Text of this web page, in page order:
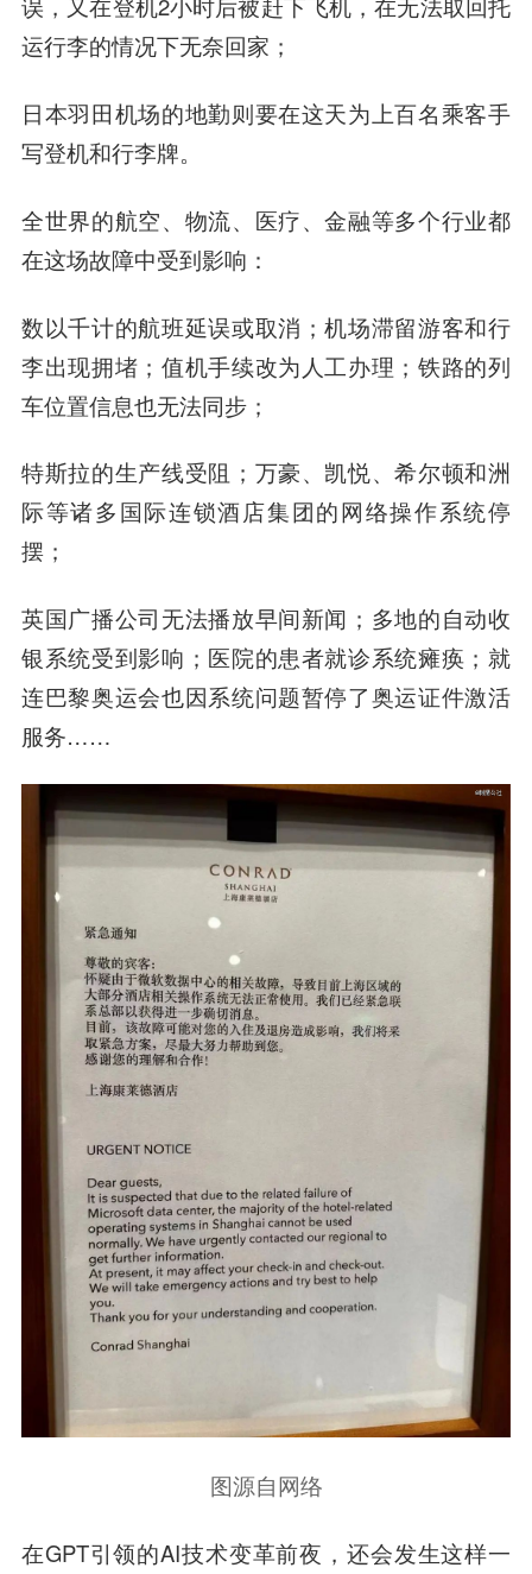
运行李的情况下无奈回家；
日本羽田机场的地勤则要在这天为上百名乘客手
写登机和行李牌。
全世界的航空、物流、医疗、金融等多个行业都
在这场故障中受到影响：
数以千计的航班延误或取消；机场滞留游客和行
李出现拥堵；值机手续改为人工办理；铁路的列
车位置信息也无法同步；
特斯拉的生产线受阻；万豪、凯悦、希尔顿和洲
际等诸多国际连锁酒店集团的网络操作系统停
摆；
英国广播公司无法播放早间新闻；多地的自动收
银系统受到影响；医院的患者就诊系统瘫痪；就
连巴黎奥运会也因系统问题暂停了奥运证件激活
服务……
图源自网络
在GPT引领的AI技术变革前夜，还会发生这样一